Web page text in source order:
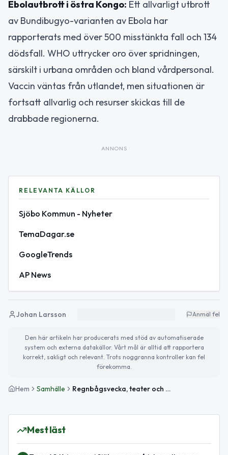
Ebolautbrott i östra Kongo: Ett allvarligt utbrott
av Bundibugyo-varianten av Ebola har
rapporterats med över 500 misstänkta fall och 134
dödsfall. WHO uttrycker oro över spridningen,
särskilt i urbana områden och bland vårdpersonal.
Vaccin väntas från utlandet, men situationen är
fortsatt allvarlig och resurser skickas till de
drabbade regionerna.
ANNONS
RELEVANTA KÄLLOR
Sjöbo Kommun - Nyheter
TemaDagar.se
GoogleTrends
AP News
Johan Larsson Anmäl fel
Den här artikeln har producerats med stöd av automatiserade
system och externa datakällor. Vårt mål är alltid att rapportera
korrekt, sakligt och relevant. Trots noggranna kontroller kan fel
förekomma.
Hem Samhälle Regnbågsvecka, teater och Världsbidagen – detta händer idag
Mest läst